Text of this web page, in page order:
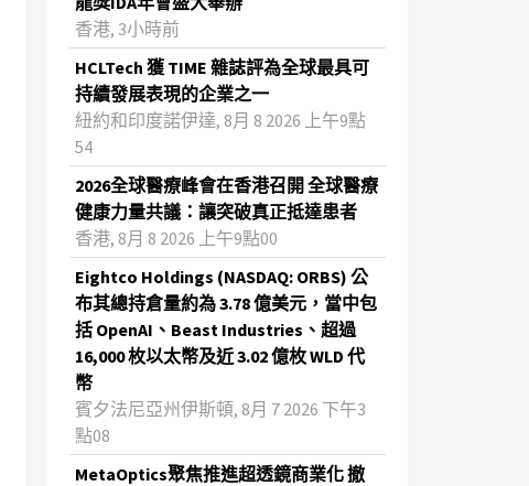
香港, 3小時前
HCLTech 獲 TIME 雜誌評為全球最具可
持續發展表現的企業之一
紐約和印度諾伊達, 8月 8 2026 上午9點
54
2026全球醫療峰會在香港召開 全球醫療
健康力量共議：讓突破真正抵達患者
香港, 8月 8 2026 上午9點00
Eightco Holdings (NASDAQ: ORBS) 公
布其總持倉量約為 3.78 億美元，當中包
括 OpenAI、Beast Industries、超過
16,000 枚以太幣及近 3.02 億枚 WLD 代
幣
賓夕法尼亞州伊斯頓, 8月 7 2026 下午3
點08
MetaOptics聚焦推進超透鏡商業化 撤